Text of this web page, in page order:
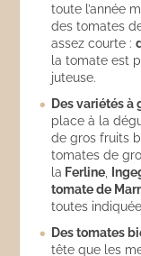
toute l’année
des tomates
assez courte :
la tomate est
juteuse.
Des variétés à
place à la
de gros fruits
tomates de
la Ferline
tomate de
toutes
Des tomates
tête que les